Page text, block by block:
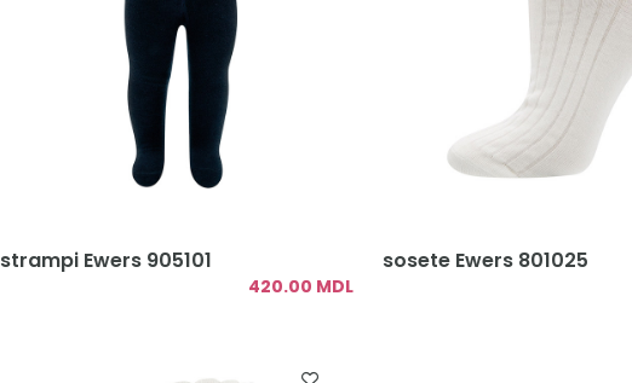
strampi Ewers 905101
420.00 MDL
sosete Ewers 801025